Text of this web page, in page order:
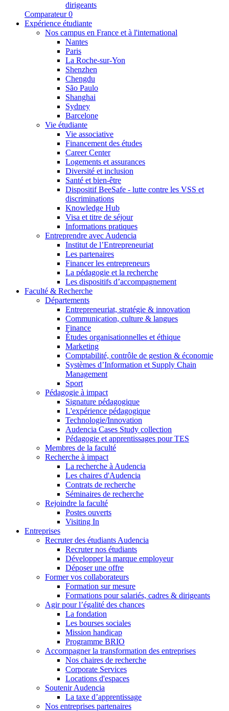
dirigeants
Comparateur 0
Expérience étudiante
Nos campus en France et à l'international
Nantes
Paris
La Roche-sur-Yon
Shenzhen
Chengdu
São Paulo
Shanghai
Sydney
Barcelone
Vie étudiante
Vie associative
Financement des études
Career Center
Logements et assurances
Diversité et inclusion
Santé et bien-être
Dispositif BeeSafe - lutte contre les VSS et
discriminations
Knowledge Hub
Visa et titre de séjour
Informations pratiques
Entreprendre avec Audencia
Institut de l’Entrepreneuriat
Les partenaires
Financer les entrepreneurs
La pédagogie et la recherche
Les dispositifs d’accompagnement
Faculté & Recherche
Départements
Entrepreneuriat, stratégie & innovation
Communication, culture & langues
Finance
Études organisationnelles et éthique
Marketing
Comptabilité, contrôle de gestion & économie
Systèmes d’Information et Supply Chain
Management
Sport
Pédagogie à impact
Signature pédagogique
L'expérience pédagogique
Technologie/Innovation
Audencia Cases Study collection
Pédagogie et apprentissages pour TES
Membres de la faculté
Recherche à impact
La recherche à Audencia
Les chaires d'Audencia
Contrats de recherche
Séminaires de recherche
Rejoindre la faculté
Postes ouverts
Visiting In
Entreprises
Recruter des étudiants Audencia
Recruter nos étudiants
Développer la marque employeur
Déposer une offre
Former vos collaborateurs
Formation sur mesure
Formations pour salariés, cadres & dirigeants
Agir pour l’égalité des chances
La fondation
Les bourses sociales
Mission handicap
Programme BRIO
Accompagner la transformation des entreprises
Nos chaires de recherche
Corporate Services
Locations d'espaces
Soutenir Audencia
La taxe d’apprentissage
Nos entreprises partenaires